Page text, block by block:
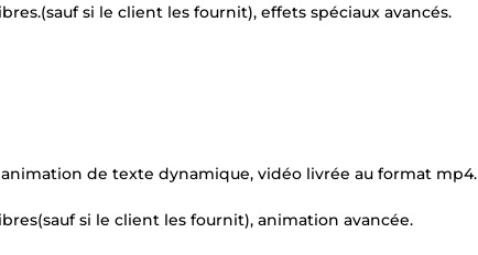
si le client les fournit), effets spéciaux avancés.
de texte dynamique, vidéo livrée au format mp4.
si le client les fournit), animation avancée.